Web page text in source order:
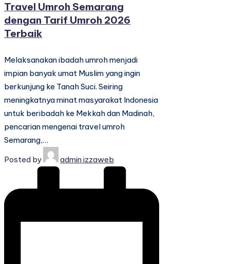
Travel Umroh Semarang
dengan Tarif Umroh 2026
Terbaik
Melaksanakan ibadah umroh menjadi
impian banyak umat Muslim yang ingin
berkunjung ke Tanah Suci. Seiring
meningkatnya minat masyarakat Indonesia
untuk beribadah ke Mekkah dan Madinah,
pencarian mengenai travel umroh
Semarang,…
Posted by
admin izzaweb